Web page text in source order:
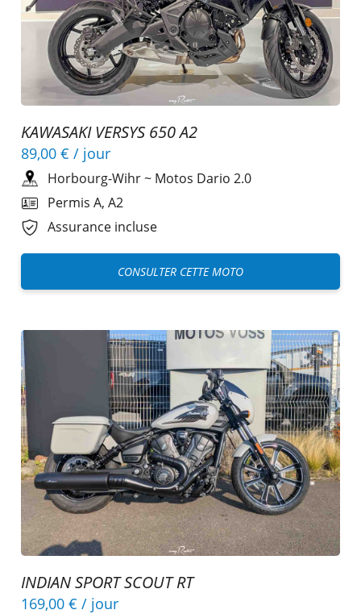
KAWASAKI VERSYS 650 A2
89,00 € / jour
Horbourg-Wihr~ Motos Dario 2.0
Permis A, A2
Assurance incluse
CONSULTER CETTE MOTO
INDIAN SPORT SCOUT RT
169,00 € / jour